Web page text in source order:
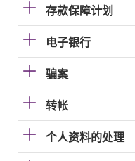
存款保障计划
电子银行
骗案
转帐
个人资料的处理